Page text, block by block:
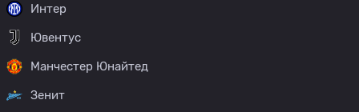
Интер
Ювентус
Манчестер Юнайтед
Зенит